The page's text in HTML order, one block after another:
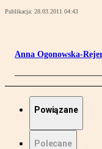
Publikacja: 28.03.2011 04:43
Anna Ogonowska-
Powiązane
Polecane